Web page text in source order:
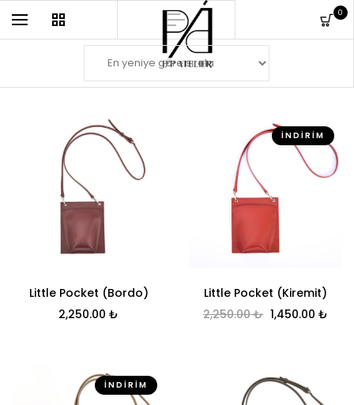
0
Little Pocket (Bordo)
2,250.00 ₺
İNDIRIM
Little Pocket (Kiremit)
2,250.00₺ Orijinal fiyat:
1,450.00 ₺
İNDIRIM